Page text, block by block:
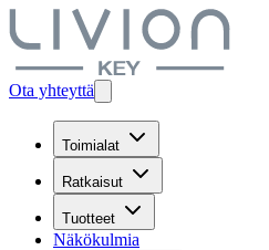
Ota yhteyttä
Toimialat
Ratkaisut
Tuotteet
Näkökulmia